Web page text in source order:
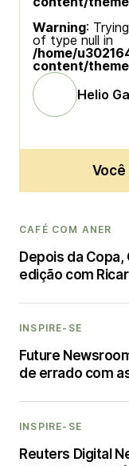
Warning:
of type null in
/home/
content/
Helio
CAFÉ COM ANER
Depois da
edição com
INSPIRE-SE
Future
de errado com
INSPIRE-SE
Reuters Digital